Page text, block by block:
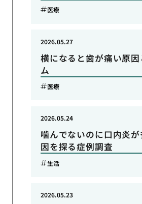
医療
横になると歯が痛い原
ム
2026.05.27
医療
噛んでないのに口内炎
因を探る症例調査
2026.05.24
生活
2026.05.23